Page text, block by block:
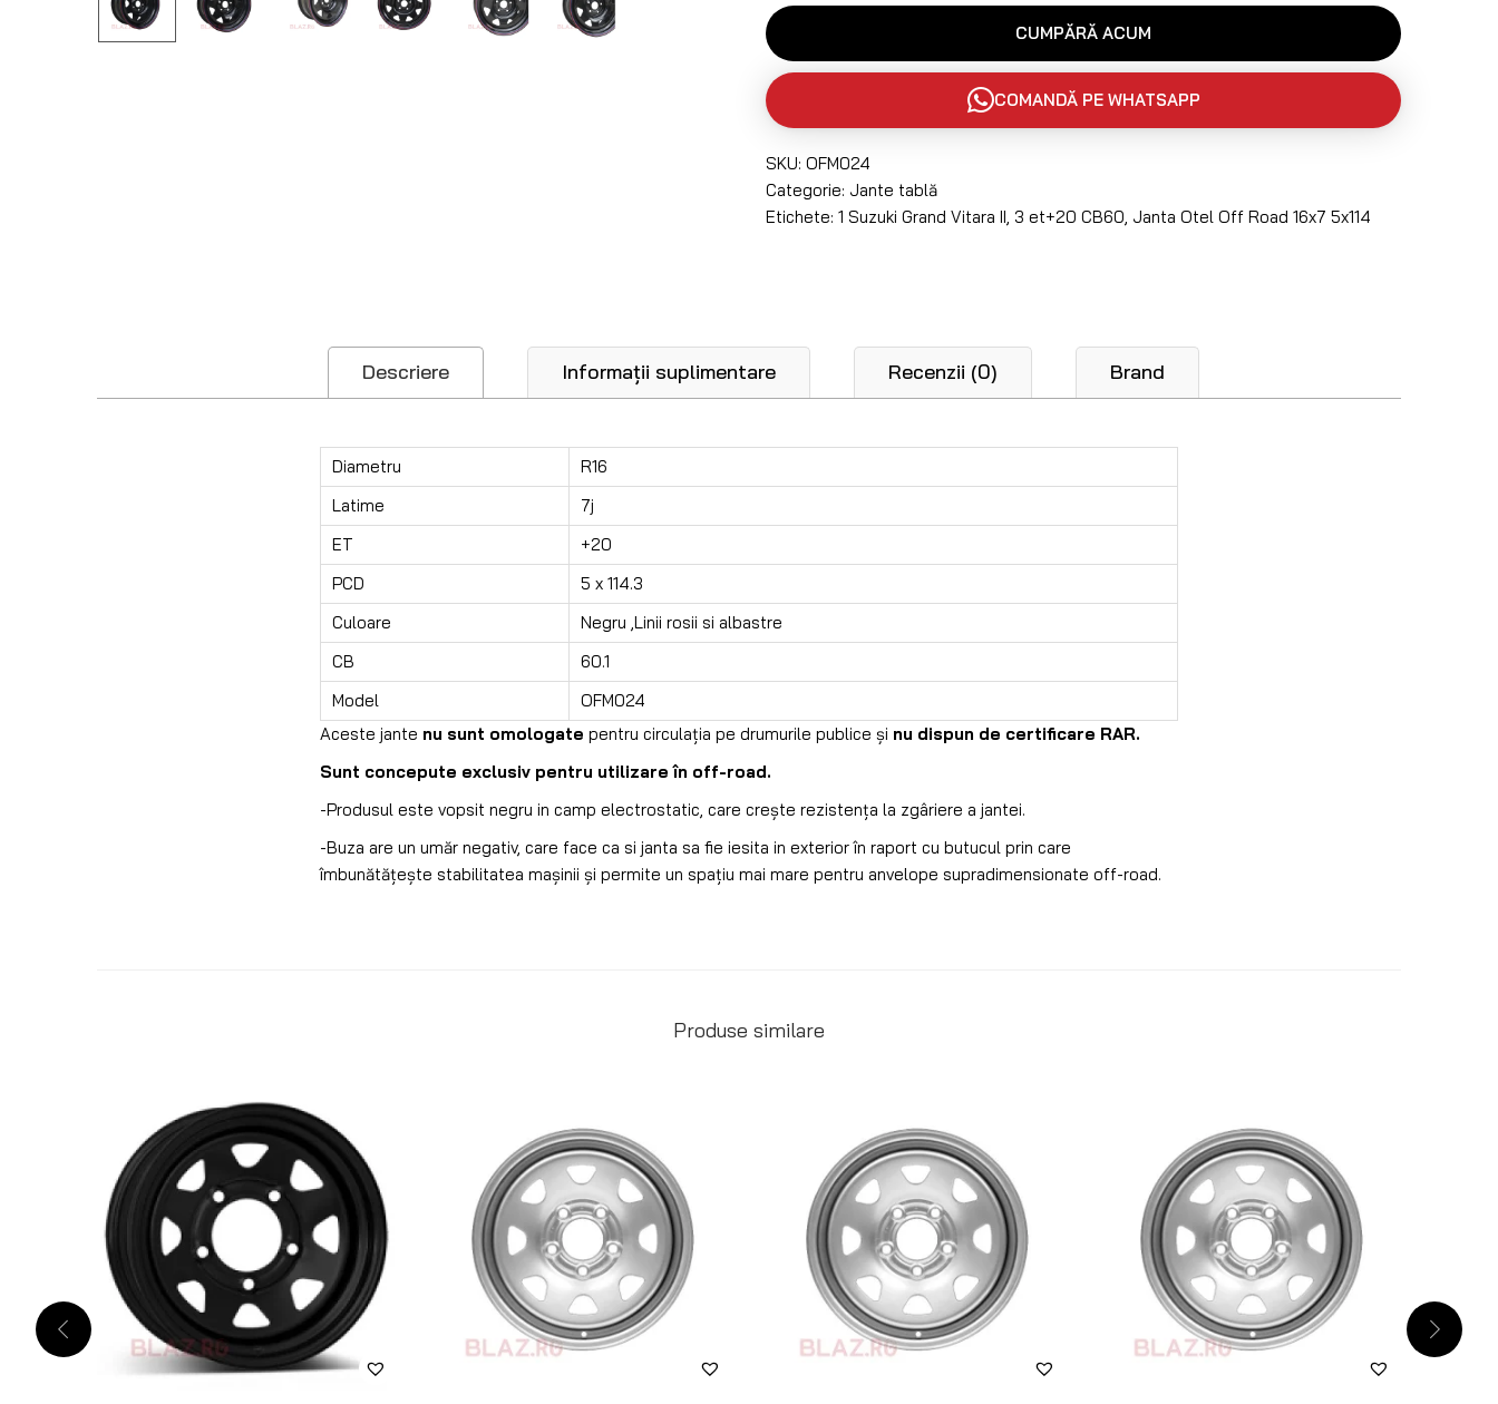
CUMPĂRĂ ACUM
COMANDĂ PE WHATSAPP
SKU: OFM024
Categorie: Jante tablă
Etichete: 1 Suzuki Grand Vitara II, 3 et+20 CB60, Janta Otel Off Road 16x7 5x114
Descriere Informații suplimentare Recenzii (0) Brand
Diametru
R16
Latime
7j
ET
+20
PCD
5 x 114.3
Culoare
Negru ,Linii rosii si albastre
CB
60.1
Model
OFM024
Aceste jante nu sunt omologate pentru circulația pe drumurile publice și nu dispun de certificare RAR.
Sunt concepute exclusiv pentru utilizare în off-road.
-Produsul este vopsit negru in camp electrostatic, care crește rezistența la zgâriere a jantei.
-Buza are un umăr negativ, care face ca si janta sa fie iesita in exterior în raport cu butucul prin care
îmbunătățește stabilitatea mașinii și permite un spațiu mai mare pentru anvelope supradimensionate off-road.
Produse similare